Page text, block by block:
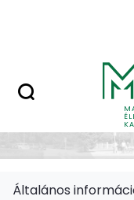
Doktori
Általános